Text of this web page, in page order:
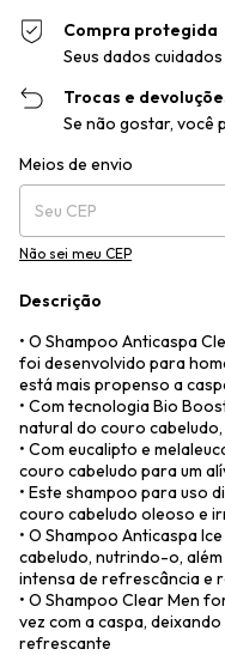
Compra protegida
Seus dados
Trocas e
Se não gostar, você
Entregas para o CEP:
Meios de envio
Não sei meu CEP
Descrição
• O Shampoo Anticaspa
foi desenvolvido para
está mais propenso a
• Com tecnologia Bio
natural do couro
• Com eucalipto e
couro cabeludo para um
• Este shampoo para uso
couro cabeludo oleoso e
• O Shampoo Anticaspa
cabeludo, nutrindo-o,
intensa de refrescância e
• O Shampoo Clear Men
vez com a caspa,
refrescante